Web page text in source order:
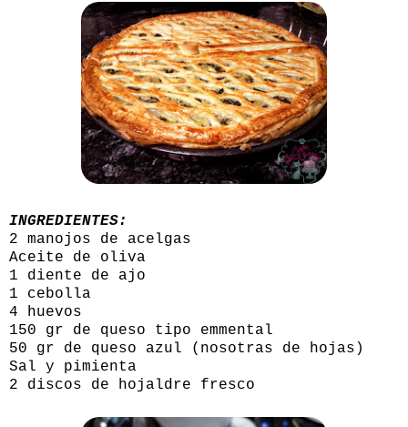
INGREDIENTES:
2 manojos de acelgas
Aceite de oliva
1 diente de ajo
1 cebolla
4 huevos
150 gr de queso tipo emmental
50 gr de queso azul (nosotras de hojas)
Sal y pimienta
2 discos de hojaldre fresco